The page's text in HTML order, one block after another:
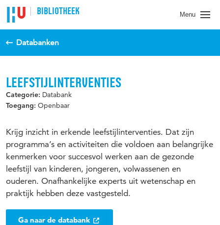
BIBLIOTHEEK Menu
Databanken
LEEFSTIJLINTERVENTIES
Categorie: Databank
Toegang: Openbaar
Krijg inzicht in erkende leefstijlinterventies. Dat zijn
programma’s en activiteiten die voldoen aan belangrijke
kenmerken voor succesvol werken aan de gezonde
leefstijl van kinderen, jongeren, volwassenen en
ouderen. Onafhankelijke experts uit wetenschap en
praktijk hebben deze vastgesteld.
Ga naar de databank